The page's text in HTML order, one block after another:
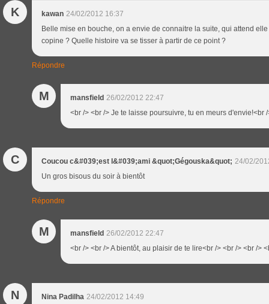
K kawan 24/02/2012 16:37
Belle mise en bouche, on a envie de connaitre la suite, qui attend
copine ? Quelle histoire va se tisser à partir de ce point ?
Répondre
M mansfield 26/02/2012 22:47
<br /> <br /> Je te laisse poursuivre, tu en meurs d'envie!<br
C Coucou c&#039;est l&#039;ami &quot;Gégouska&quot; 24/02/
Un gros bisous du soir à bientôt
Répondre
M mansfield 26/02/2012 22:47
<br /> <br /> A bientôt, au plaisir de te lire<br /> <br /> <br />
N Nina Padilha 24/02/2012 14:49